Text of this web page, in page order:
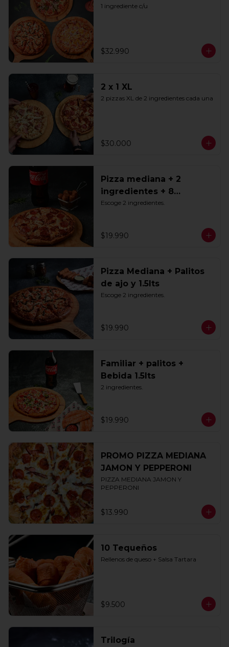
1 ingrediente c/u
$32.990
2 x 1 XL
2 pizzas XL de 2 ingredientes cada una
$30.000
Pizza mediana + 2
ingredientes + 8
Tequeños + Bebida 1.5lts
Escoge 2 ingredientes.
$19.990
Pizza Mediana + Palitos
de ajo y 1.5lts
Escoge 2 ingredientes.
$19.990
Familiar + palitos +
Bebida 1.5lts
2 ingredientes.
$19.990
PROMO PIZZA MEDIANA
JAMON Y PEPPERONI
PIZZA MEDIANA JAMON Y
PEPPERONI
$13.990
10 Tequeños
Rellenos de queso + Salsa Tartara
$9.500
Trilogía